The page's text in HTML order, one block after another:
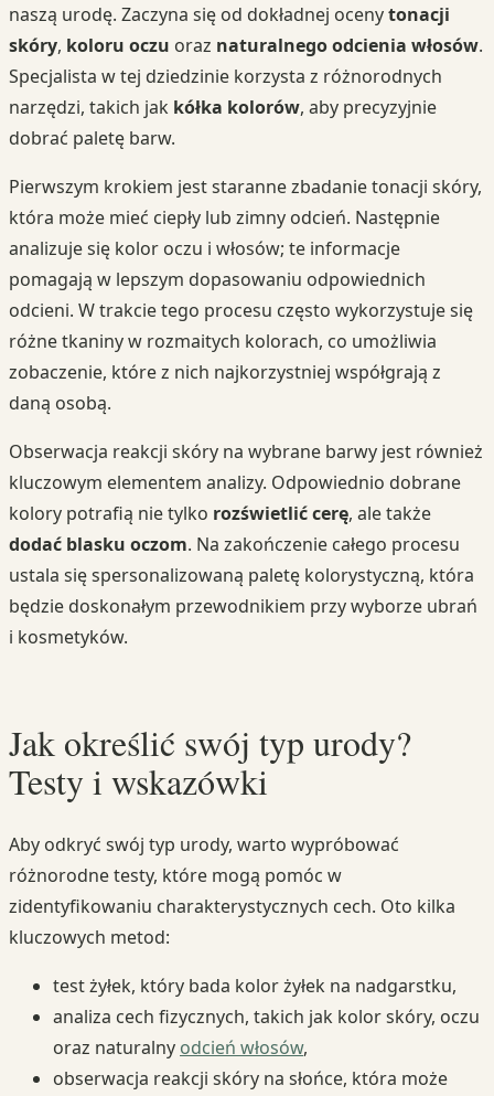
naszą urodę. Zaczyna się od dokładnej ocenytonacji
skóry, koloru oczu oraz naturalnego odcienia włosów.
Specjalista w tej dziedzinie korzysta z różnorodnych
narzędzi, takich jak kółka kolorów, aby precyzyjnie
dobrać paletę barw.
Pierwszym krokiem jest staranne zbadanie tonacji skóry,
która może mieć ciepły lub zimny odcień. Następnie
analizuje się kolor oczu i włosów; te informacje
pomagają w lepszym dopasowaniu odpowiednich
odcieni. W trakcie tego procesu często wykorzystuje się
różne tkaniny w rozmaitych kolorach, co umożliwia
zobaczenie, które z nich najkorzystniej współgrają z
daną osobą.
Obserwacja reakcji skóry na wybrane barwy jest również
kluczowym elementem analizy. Odpowiednio dobrane
kolory potrafią nie tylko rozświetlić cerę, ale także
dodać blasku oczom. Na zakończenie całego procesu
ustala się spersonalizowaną paletę kolorystyczną, która
będzie doskonałym przewodnikiem przy wyborze ubrań
i kosmetyków.
Jak określić swój typ urody?
Testy i wskazówki
Aby odkryć swój typ urody, warto wypróbować
różnorodne testy, które mogą pomóc w
zidentyfikowaniu charakterystycznych cech. Oto kilka
kluczowych metod:
test żyłek, który bada kolor żyłek na nadgarstku,
analiza cech fizycznych, takich jak kolor skóry, oczu
oraz naturalny odcień włosów,
obserwacja reakcji skóry na słońce, która może